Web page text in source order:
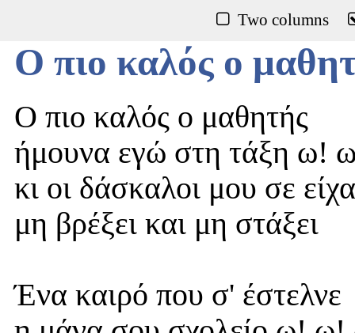
Two columns
Ο πιο καλός ο
Ο πιο καλός ο μαθητής
ήμουνα εγώ στη τάξη ω!
κι οι δάσκαλοι μου σε
μη βρέξει και μη στάξει
Ένα καιρό που σ' έστελνε